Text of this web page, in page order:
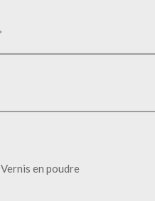
Vernis en poudre